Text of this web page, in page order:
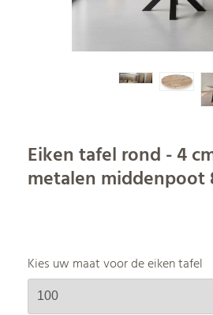
Eiken tafel rond - 4
metalen middenpoot
Kies uw maat voor de eiken tafel